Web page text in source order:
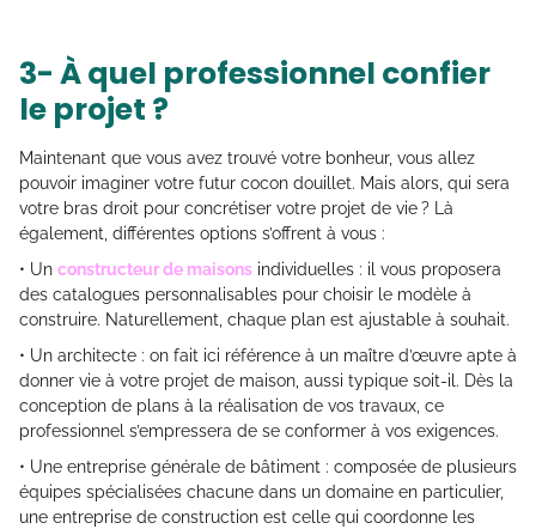
3- À quel professionnel confier
le projet ?
Maintenant que vous avez trouvé votre bonheur, vous allez
pouvoir imaginer votre futur cocon douillet. Mais alors, qui sera
votre bras droit pour concrétiser votre projet de vie ? Là
également, différentes options s’offrent à vous :
• Un constructeur de maisons individuelles : il vous proposera
des catalogues personnalisables pour choisir le modèle à
construire. Naturellement, chaque plan est ajustable à souhait.
• Un architecte : on fait ici référence à un maître d’œuvre apte à
donner vie à votre projet de maison, aussi typique soit-il. Dès la
conception de plans à la réalisation de vos travaux, ce
professionnel s’empressera de se conformer à vos exigences.
• Une entreprise générale de bâtiment : composée de plusieurs
équipes spécialisées chacune dans un domaine en particulier,
une entreprise de construction est celle qui coordonne les